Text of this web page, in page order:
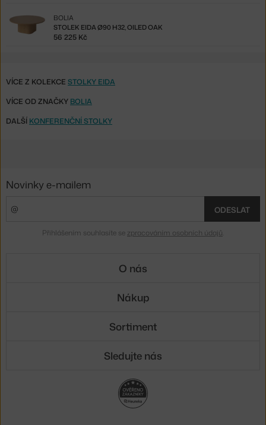
STOLEK EIDA Ø90 H32, OILED OAK
BOLIA
56 225 Kč
VÍCE Z KOLEKCE STOLKY EIDA
VÍCE OD ZNAČKY BOLIA
DALŠÍ KONFERENČNÍ STOLKY
Novinky e-mailem
ODESLAT
Přihlášením souhlasíte se zpracováním osobních údajů
O nás
Nákup
Sortiment
Sledujte nás